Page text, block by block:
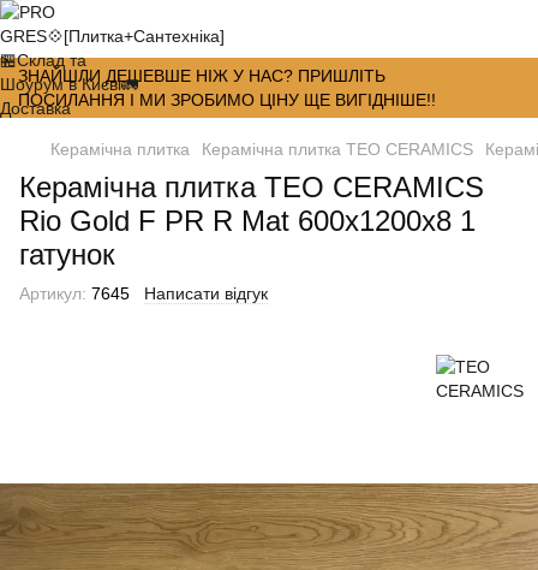
ЗНАЙШЛИ ДЕШЕВШЕ НІЖ У НАС? ПРИШЛІТЬ
ПОСИЛАННЯ І МИ ЗРОБИМО ЦІНУ ЩЕ ВИГІДНІШЕ!!
Керамічна плитка Керамічна плитка TEO CERAMICS
Керамічна плитка TEO CERAMICS
Rio Gold F PR R Mat 600х1200х8 1
гатунок
Артикул: 7645 Написати відгук